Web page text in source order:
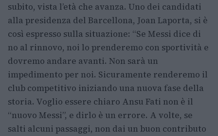
subito, vista l’età che avanza. Uno dei candidati
alla presidenza del Barcellona, Joan Laporta, si è
così espresso sulla situazione: “Se Messi dice di
no al rinnovo, noi lo prenderemo con sportività e
dovremo andare avanti. Non sarà un
impedimento per noi. Sicuramente renderemo il
club competitivo iniziando una nuova fase della
storia. Voglio essere chiaro Ansu Fati non è il
“nuovo Messi”, e dirlo è un errore. A volte, se
salti alcuni passaggi, non dai un buon contributo